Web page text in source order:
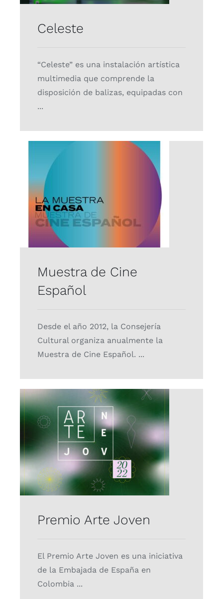
Celeste
“Celeste” es una instalación artística
multimedia que comprende la
disposición de balizas, equipadas con
...
Español
Proyectos
Muestra de Cine
Español
Desde el año 2012, la Consejería
Cultural organiza anualmente la
Muestra de Cine Español. ...
Premio Arte Joven
Proyectos
Premio Arte Joven
El Premio Arte Joven es una iniciativa
de la Embajada de España en
Colombia ...